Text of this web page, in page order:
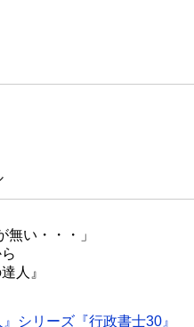
無い・・・」
人』
』シリーズ『行政書士30』